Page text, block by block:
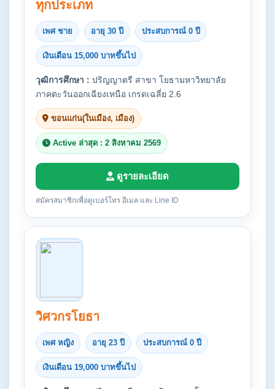
ทุกประเภท
เพศ ชาย อายุ 30 ปี ประสบการณ์ 0 ปี
เงินเดือน 15,000 บาทขึ้นไป
วุฒิการศึกษา : ปริญญาตรี สาขา โยธามหาวิทยาลัย
ภาคตะวันออกเฉียงเหนือ เกรดเฉลี่ย 2.6
ขอนแก่น(ในเมือง, เมือง)
Active ล่าสุด : 2 สิงหาคม 2569
ดูรายละเอียด
สมัครสมาชิกเพื่อดูเบอร์โทร อีเมล และ Line ID
วิศวกรโยธา
เพศ หญิง อายุ 23 ปี ประสบการณ์ 0 ปี
เงินเดือน 19,000 บาทขึ้นไป